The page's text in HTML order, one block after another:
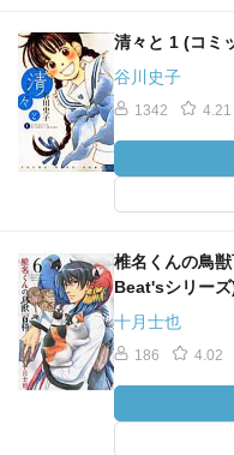
清々と 1 (コミ
谷川史子
1342 4.21
椎名くんの鳥
Beat'sシリーズ
十月士也
186 4.02